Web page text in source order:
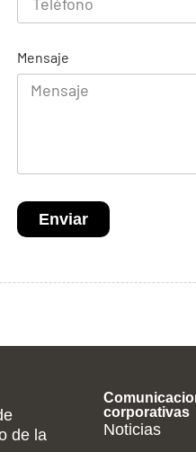
Mensaje
Enviar
de la
corporativas
Noticias